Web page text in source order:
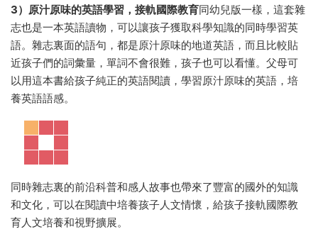
3）原汁原味的英語學習，接軌國際教育同幼兒版一樣，這套雜
志也是一本英語讀物，可以讓孩子獲取科學知識的同時學習英
語。雜志裏面的語句，都是原汁原味的地道英語，而且比較貼
近孩子們的詞彙量，單詞不會很難，孩子也可以看懂。父母可
以用這本書給孩子純正的英語閱讀，學習原汁原味的英語，培
養英語語感。
同時雜志裏的前沿科普和感人故事也帶來了豐富的國外的知識
和文化，可以在閱讀中培養孩子人文情懷，給孩子接軌國際教
育人文培養和視野擴展。